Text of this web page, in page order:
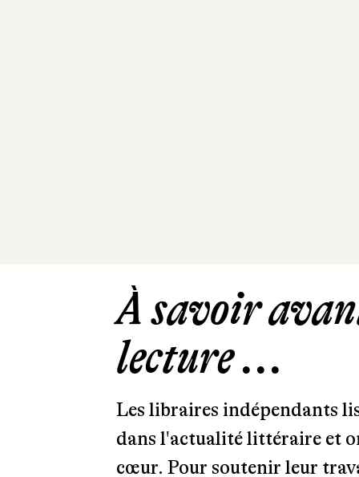
À savoir
lecture ...
Les libraires indépendants
dans l'actualité littéraire et
cœur. Pour soutenir leur